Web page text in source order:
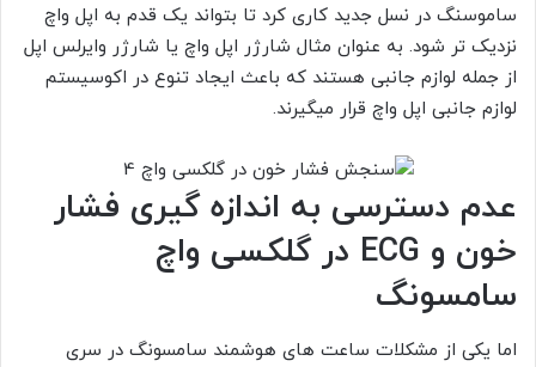
ساموسنگ در نسل جدید کاری کرد تا بتواند یک قدم به اپل واچ
نزدیک تر شود. به عنوان مثال شارژر اپل واچ یا شارژر وایرلس اپل
از جمله لوازم جانبی هستند که باعث ایجاد تنوع در اکوسیستم
لوازم جانبی اپل واچ قرار میگیرند.
عدم دسترسی به اندازه گیری فشار
خون و ECG در گلکسی واچ
سامسونگ
اما یکی از مشکلات ساعت های هوشمند سامسونگ در سری